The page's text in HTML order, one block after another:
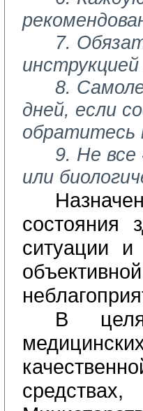
7.
8.
дней, если
обратитесь
9. Не
или
состояния
ситуации
В